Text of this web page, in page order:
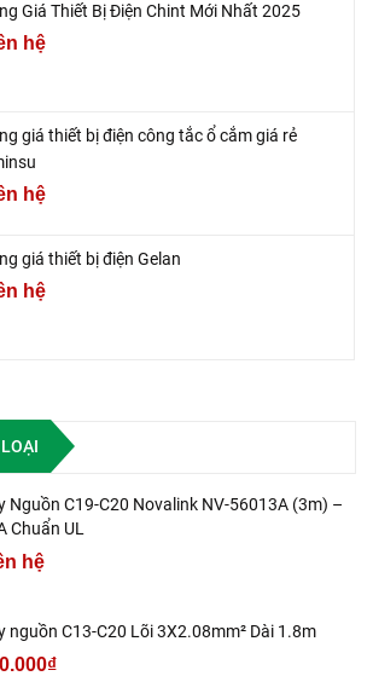
Giá Thiết Bị Điện Chint Mới Nhất 2025
hệ
giá thiết bị điện công tắc ổ cắm giá rẻ
hệ
giá thiết bị điện Gelan
hệ
Nguồn C19-C20 Novalink NV-56013A (3m) –
Chuẩn UL
hệ
nguồn C13-C20 Lõi 3X2.08mm² Dài 1.8m